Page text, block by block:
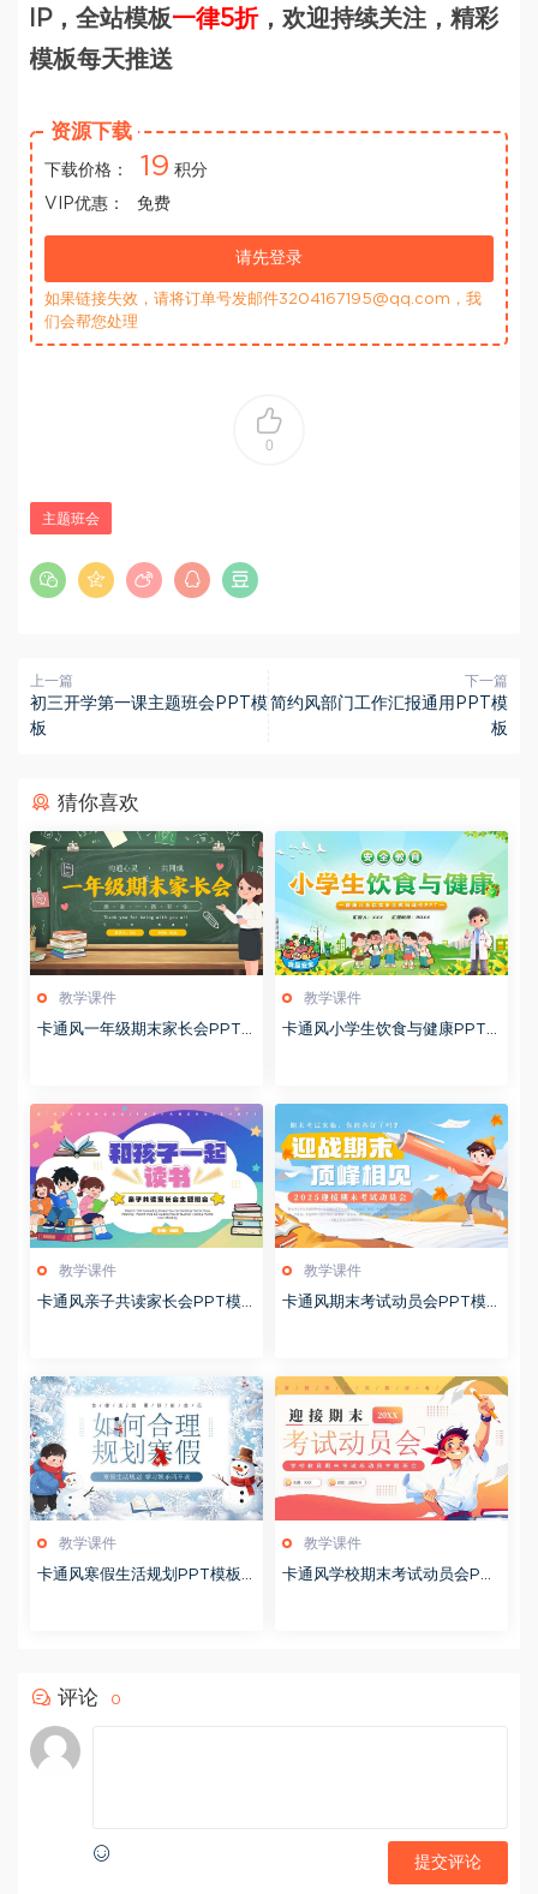
IP，全站模板一律5折，欢迎持续关注，精彩
模板每天推送
资源下载
下载价格： 19 积分
VIP优惠：
免费
请先登录
如果链接失效，请将订单号发邮件3204167195@qq.com，我
们会帮您处理
0
主题班会
上一篇
初三开学第一课主题班会PPT模
板
下一篇
简约风部门工作汇报通用PPT模
板
猜你喜欢
教学课件
卡通风一年级期末家长会PPT
教学课件
卡通风小学生饮食与健康PPT
教学课件
卡通风亲子共读家长会PPT模
教学课件
卡通风期末考试动员会PPT模
教学课件
卡通风寒假生活规划PPT模板2
教学课件
卡通风学校期末考试动员会PP
评论 0
提交评论